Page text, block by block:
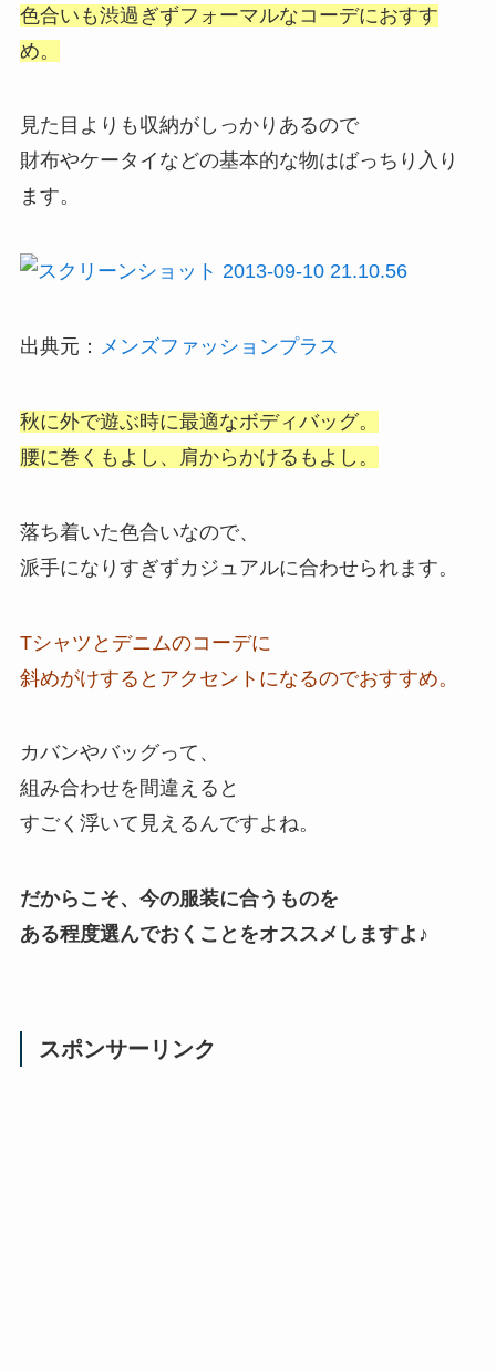
色合いも渋過ぎずフォーマルなコーデにおすす
め。
見た目よりも収納がしっかりあるので
財布やケータイなどの基本的な物はばっちり入り
ます。
出典元： メンズファッションプラス
秋に外で遊ぶ時に最適なボディバッグ。
腰に巻くもよし、肩からかけるもよし。
落ち着いた色合いなので、
派手になりすぎずカジュアルに合わせられます。
Tシャツとデニムのコーデに
斜めがけするとアクセントになるのでおすすめ。
カバンやバッグって、
組み合わせを間違えると
すごく浮いて見えるんですよね。
だからこそ、今の服装に合うものを
ある程度選んでおくことをオススメしますよ♪
スポンサーリンク